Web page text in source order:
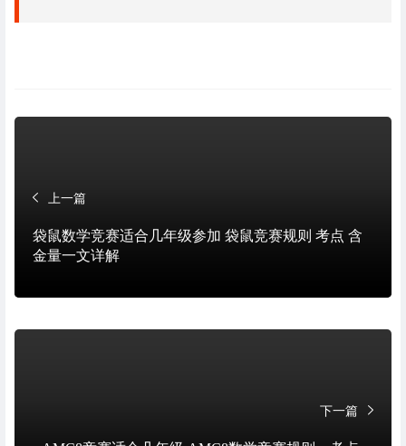
上一篇
袋鼠数学竞赛适合几年级参加 袋鼠竞赛规则 考点 含
金量一文详解
下一篇